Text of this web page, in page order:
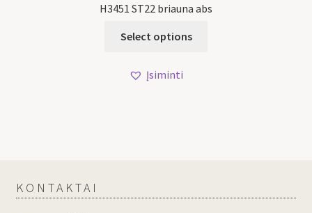
H3451 ST22 briauna abs
Select options
Įsiminti
KONTAKTAI